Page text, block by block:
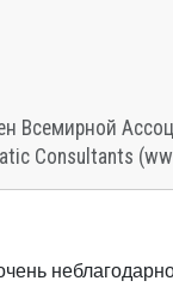
Всемирной
Consultants